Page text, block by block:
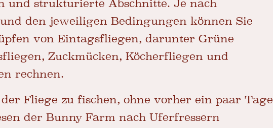
und strukturierte Abschnitte. Je nach
den jeweiligen Bedingungen können Sie
von Eintagsfliegen, darunter Grüne
Zuckmücken, Köcherfliegen und
rechnen.
Fliege zu fischen, ohne vorher ein paar Tage
der Bunny Farm nach Uferfressern